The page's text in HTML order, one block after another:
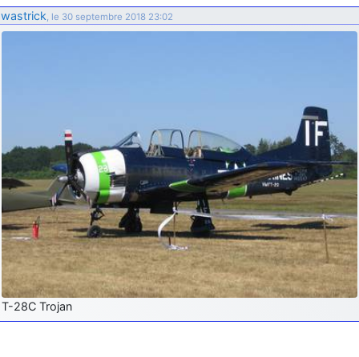
d9pouces: ouakamois > si tu parles du sujet sur l'Armée de l'Air,
bien sûr que oui !
: Je me rattraperai à la Ferté samedi
d9pouces : Malheureusement nonun peu trop loin pour moi !
fox_50: Bonjour, certains parmis vous étaient-ils présent au
meeting de Lann Bihoué de 2026 ?
cachée dans les pins: Coucou et excellente année 2026 à tous et
au site!
jericho : Bonne année et tous mes meilleurs voeux à tous pour
2026 !
little boy: je vous souhaite un bon réveillon pour cette nouvelle
année!
wastrick, le 30 septembre 2018 23:02
T-28C Trojan